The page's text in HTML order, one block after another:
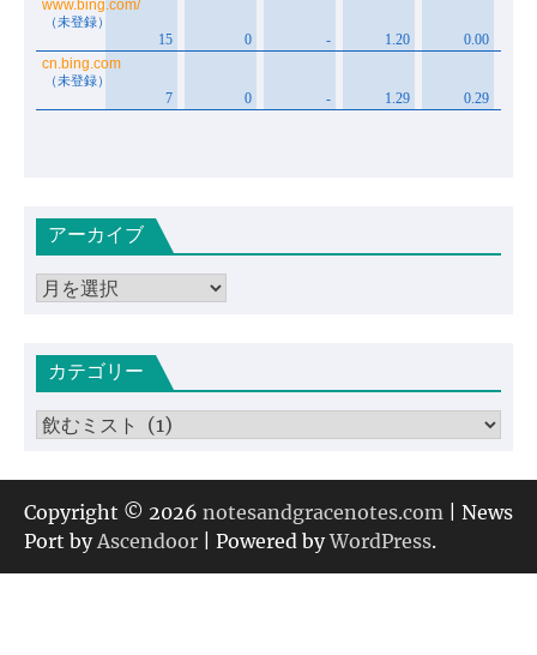
アーカイブ
ア
イカテゴリー
カ
ゴ
リ
ー
Copyright © 2026 notesandgracenotes.com | News
Port byAscendoor | Powered byWordPress.